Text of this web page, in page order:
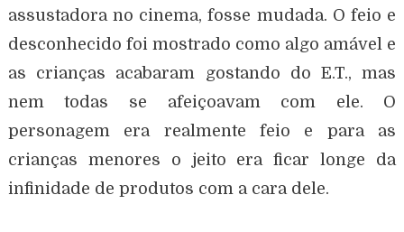
assustadora no cinema, fosse mudada. O feio e
desconhecido foi mostrado como algo amável e
as crianças acabaram gostando do E.T., mas
nem todas se afeiçoavam com ele. O
personagem era realmente feio e para as
crianças menores o jeito era ficar longe da
infinidade de produtos com a cara dele.